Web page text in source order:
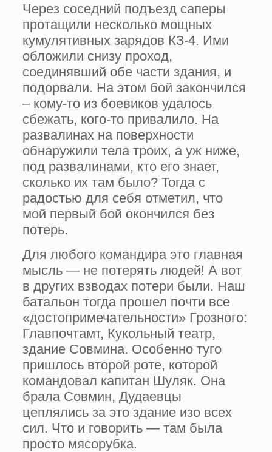
Через соседний подъезд саперы
про­тащили несколько мощных
кумулятивных зарядов КЗ-4. Ими
обложили снизу проход,
соединявший обе части зда­ния, и
подорвали. На этом бой закон­чился
– кому-то из боевиков удалось
сбежать, кого-то привалило. На
разва­линах на поверхности
обнаружили тела троих, а уж ниже,
под развалинами, кто его знает,
сколько их там было? Тогда с
радостью для себя отме­тил, что
мой первый бой окончился без
потерь.
Для любого командира это главная
мысль — не потерять людей! А вот
в других взводах потери были. Наш
батальон тогда прошел почти все
«достопримечательности» Грозного:
Главпочтамт, Кукольный театр,
здание Совмина. Особенно туго
пришлось второй роте, которой
командовал капи­тан Шуляк. Она
брала Совмин, Дуда­евцы
цеплялись за это здание изо всех
сил. Что и говорить — там была
просто мясорубка.